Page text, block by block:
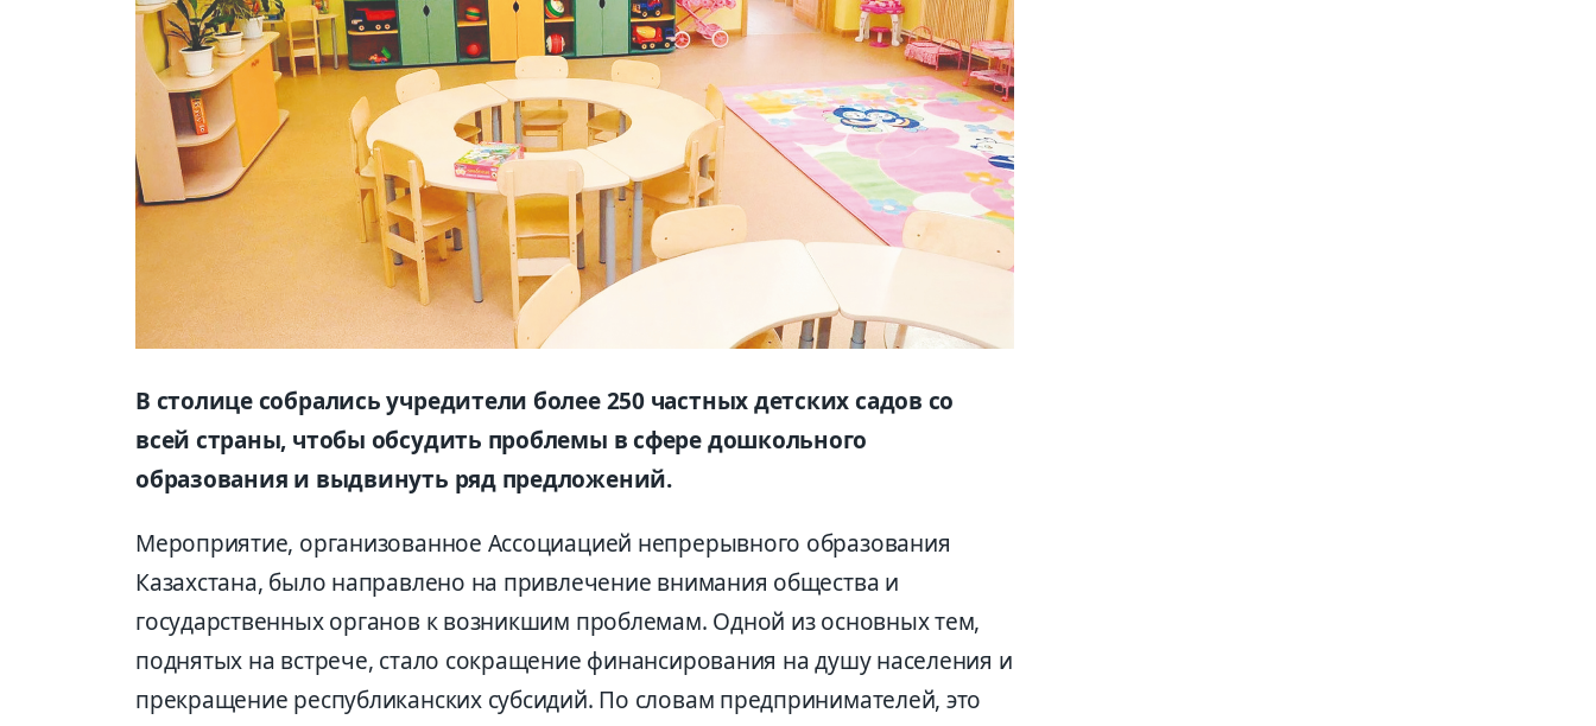
В столице собрались учредители более 250 частных детских садов со
всей страны, чтобы обсудить проблемы в сфере дошкольного
образования и выдвинуть ряд предложений.
Мероприятие, организованное Ассоциацией непрерывного образования
Казахстана, было направлено на привлечение внимания общества и
государственных органов к возникшим проблемам. Одной из основных тем,
поднятых на встрече, стало сокращение финансирования на душу населения и
прекращение республиканских субсидий. По словам предпринимателей, это